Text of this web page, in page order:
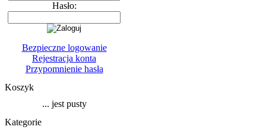
Hasło:
Bezpieczne logowanie
Rejestracja konta
Przypomnienie hasła
Koszyk
... jest pusty
Kategorie